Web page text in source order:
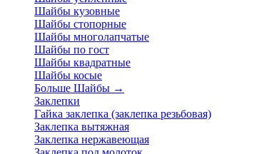
Шайбы кузовные
Шайбы стопорные
Шайбы многолапчатые
Шайбы по гост
Шайбы квадратные
Шайбы косые
Больше Шайбы →
Заклепки
Гайка заклепка (заклепка резьбовая)
Заклепка вытяжная
Заклепка нержавеющая